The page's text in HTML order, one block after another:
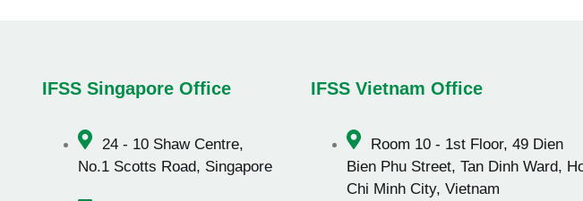
IFSS Singapore Office
24 - 10 Shaw Centre,
No.1 Scotts Road, Singapore
IFSS Vietnam Office
Room 10 - 1st Floor, 49 Dien
Bien Phu Street, Tan Dinh Ward,
Chi Minh City, Vietnam